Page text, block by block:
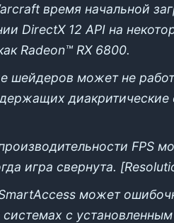
время начальной
DirectX 12 API на
Radeon™ RX 6800.
шейдеров может не
FPS
игра свернута.
может
с